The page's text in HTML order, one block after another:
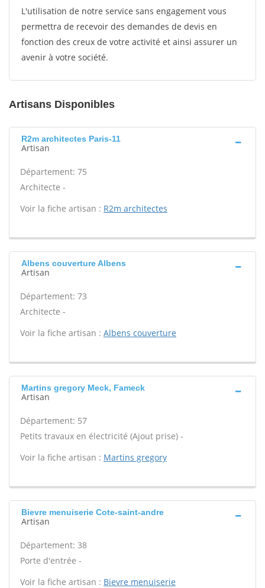
L'utilisation de notre service sans engagement vous
permettra de recevoir des demandes de devis en
fonction des creux de votre activité et ainsi assurer un
avenir à votre société.
Artisans Disponibles
R2m architectes Paris-11
Artisan
Département: 75
Architecte -
Voir la fiche artisan : R2m architectes
Albens couverture Albens
Artisan
Département: 73
Architecte -
Voir la fiche artisan : Albens couverture
Martins gregory Meck, Fameck
Artisan
Département: 57
Petits travaux en électricité (Ajout prise) -
Voir la fiche artisan : Martins gregory
Bievre menuiserie Cote-saint-andre
Artisan
Département: 38
Porte d'entrée -
Voir la fiche artisan : Bievre menuiserie